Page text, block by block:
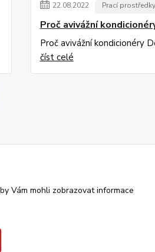
22.08.2022 Prací prostředky
Proč avivážní
Proč avivážní kondicionéry
číst celé
Vám mohli zobrazovat informace